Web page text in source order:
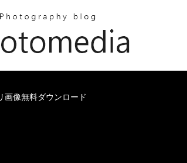
画像無料ダウンロード